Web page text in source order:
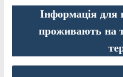
Інформація для
проживають на